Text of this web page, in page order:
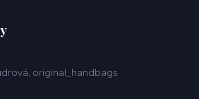
original_handbags